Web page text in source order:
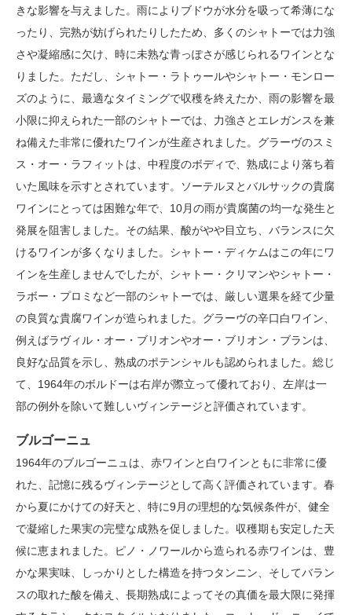
きな影響を与えました。雨によりブドウが水分を吸って希薄にな
ったり、完熟が妨げられたりしたため、多くのシャトーでは力強
さや凝縮感に欠け、時に未熟な青っぽさが感じられるワインとな
りました。ただし、シャトー・ラトゥールやシャトー・モンロー
ズのように、最適なタイミングで収穫を終えたか、雨の影響を最
小限に抑えられた一部のシャトーでは、力強さとエレガンスを兼
ね備えた非常に優れたワインが生産されました。グラーヴのスミ
ス・オー・ラフィットは、中程度のボディで、熟成により落ち着
いた風味を示すとされています。ソーテルヌとバルサックの貴腐
ワインにとっては困難な年で、10月の雨が貴腐菌の均一な発生と
発展を阻害しました。その結果、酸がやや目立ち、バランスに欠
けるワインが多くなりました。シャトー・ディケムはこの年にワ
インを生産しませんでしたが、シャトー・クリマンやシャトー・
ラボー・プロミなど一部のシャトーでは、厳しい選果を経て少量
の良質な貴腐ワインが造られました。グラーヴの辛口白ワイン、
例えばラヴィル・オー・ブリオンやオー・ブリオン・ブランは、
良好な品質を示し、熟成のポテンシャルも認められました。総じ
て、1964年のボルドーは右岸が際立って優れており、左岸は一
部の例外を除いて難しいヴィンテージと評価されています。
ブルゴーニュ
1964年のブルゴーニュは、赤ワインと白ワインともに非常に優
れた、記憶に残るヴィンテージとして高く評価されています。春
から夏にかけての好天と、特に9月の理想的な気候条件が、健全
で凝縮した果実の完璧な成熟を促しました。収穫期も安定した天
候に恵まれました。ピノ・ノワールから造られる赤ワインは、豊
かな果実味、しっかりとした構造を持つタンニン、そしてバラン
スの取れた酸を備え、長期熟成によってその真価を最大限に発揮